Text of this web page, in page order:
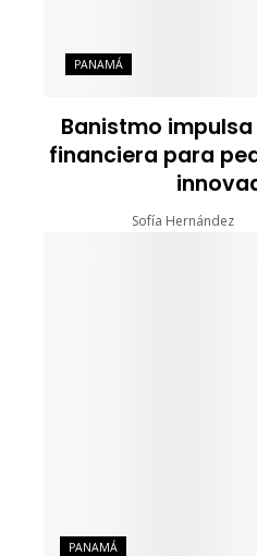
PANAMÁ
Banistmo
financiera para
Sofía Hernández
PANAMÁ